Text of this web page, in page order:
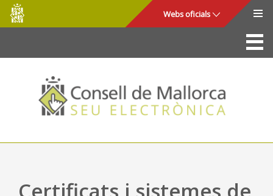
Salta al contingut principal
Consell
de
Mallorca
Webs oficials
La Seu
Consell de Mallorca
Accés i seguretat
Utilitats